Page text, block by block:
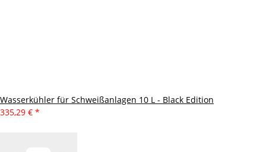
Wasserkühler für Schweißanlagen 10 L - Black Edition
335,29 € *